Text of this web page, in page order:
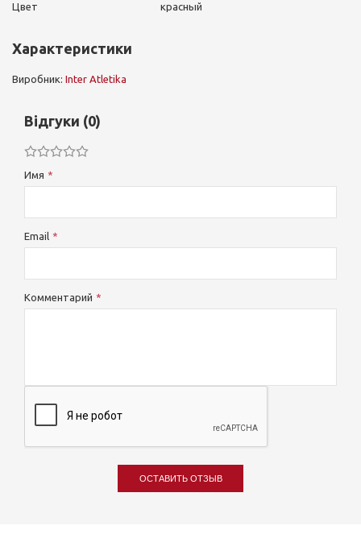
Цвет
красный
Характеристики
Виробник: Inter Atletika
Відгуки (0)
Имя
Email
Комментарий
ОСТАВИТЬ ОТЗЫВ